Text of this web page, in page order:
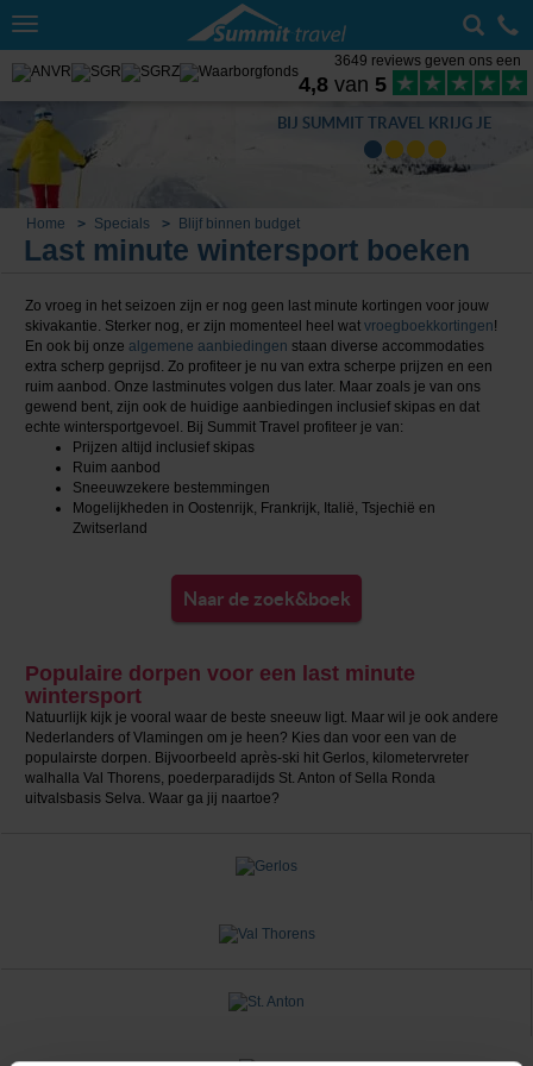
Toggle
3649 reviews geven ons een
4,8 van 5
BIJ SUMMIT TRAVEL KRIJG JE
Home Specials Blijf binnen budget
Last minute wintersport boeken
Zo vroeg in het seizoen zijn er nog geen last minute kortingen voor jouw
skivakantie. Sterker nog, er zijn momenteel heel wat vroegboekkortingen!
En ook bij onze algemene aanbiedingen staan diverse accommodaties
extra scherp geprijsd. Zo profiteer je nu van extra scherpe prijzen en een
ruim aanbod. Onze lastminutes volgen dus later. Maar zoals je van ons
gewend bent, zijn ook de huidige aanbiedingen inclusief skipas en dat
echte wintersportgevoel. Bij Summit Travel profiteer je van:
Prijzen altijd inclusief skipas
Ruim aanbod
Sneeuwzekere bestemmingen
Mogelijkheden in Oostenrijk, Frankrijk, Italië, Tsjechië en
Zwitserland
Naar de zoek&boek
Populaire dorpen voor een last minute
wintersport
Natuurlijk kijk je vooral waar de beste sneeuw ligt. Maar wil je ook andere
Nederlanders of Vlamingen om je heen? Kies dan voor een van de
populairste dorpen. Bijvoorbeeld après-ski hit Gerlos, kilometervreter
walhalla Val Thorens, poederparadijds St. Anton of Sella Ronda
uitvalsbasis Selva. Waar ga jij naartoe?